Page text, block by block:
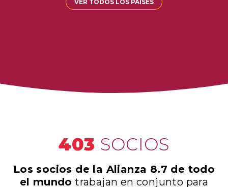
VER TODOS LOS PAÍSES
403 SOCIOS
Los socios de la Alianza 8.7 de todo
el mundo trabajan en conjunto para